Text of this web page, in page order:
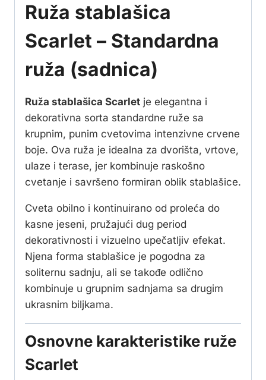
Ruža stablašica
Scarlet – Standardna
ruža (sadnica)
Ruža stablašica Scarlet je elegantna i
dekorativna sorta standardne ruže sa
krupnim, punim cvetovima intenzivne crvene
boje. Ova ruža je idealna za dvorišta, vrtove,
ulaze i terase, jer kombinuje raskošno
cvetanje i savršeno formiran oblik stablašice.
Cveta obilno i kontinuirano od proleća do
kasne jeseni, pružajući dug period
dekorativnosti i vizuelno upečatljiv efekat.
Njena forma stablašice je pogodna za
soliternu sadnju, ali se takođe odlično
kombinuje u grupnim sadnjama sa drugim
ukrasnim biljkama.
Osnovne karakteristike ruže
Scarlet